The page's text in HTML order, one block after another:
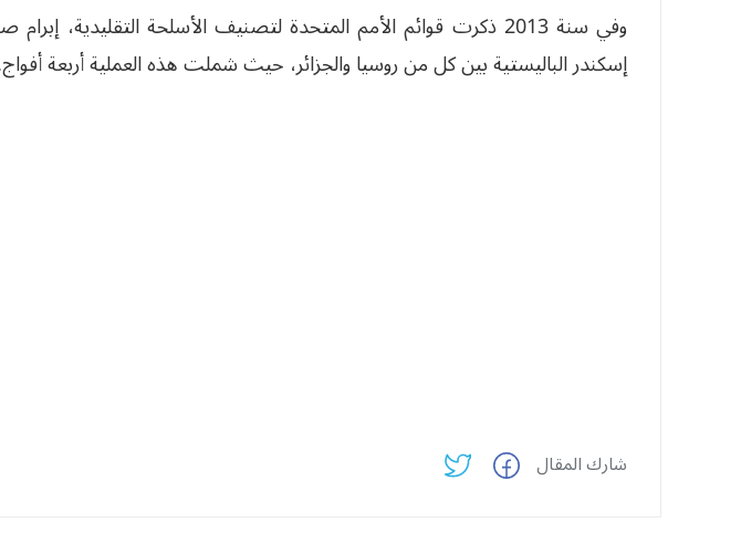
وفي سنة 2013 ذكرت قوائم الأمم المتحدة لتصنيف الأسلحة التقليدية،
إسكندر الباليستية بين كل من روسيا والجزائر، حيث شملت هذه العملية أربعة
شارك المقال